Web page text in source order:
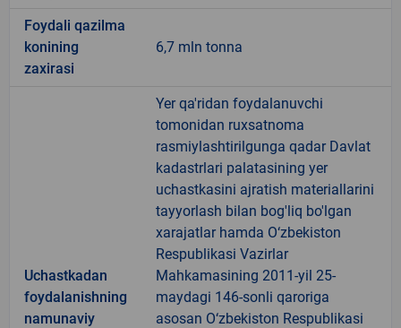
Foydali qazilma
konining
zaxirasi
6,7 mln tonna
Uchastkadan
foydalanishning
namunaviy
Yer qa'ridan foydalanuvchi
tomonidan ruxsatnoma
rasmiylashtirilgunga qadar Davlat
kadastrlari palatasining yer
uchastkasini ajratish materiallarini
tayyorlash bilan bog'liq bo'lgan
xarajatlar hamda O‘zbekiston
Respublikasi Vazirlar
Mahkamasining 2011-yil 25-
maydagi 146-sonli qaroriga
asosan O‘zbekiston Respublikasi